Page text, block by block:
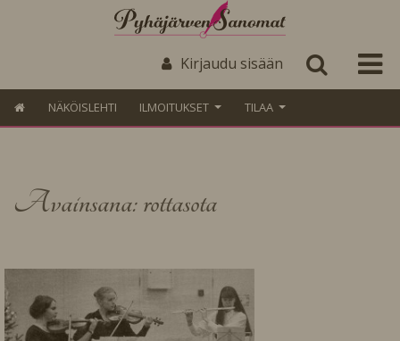
Kirjaudu sisään
NÄKÖISLEHTI ILMOITUKSET TILAA
Avainsana: rottasota